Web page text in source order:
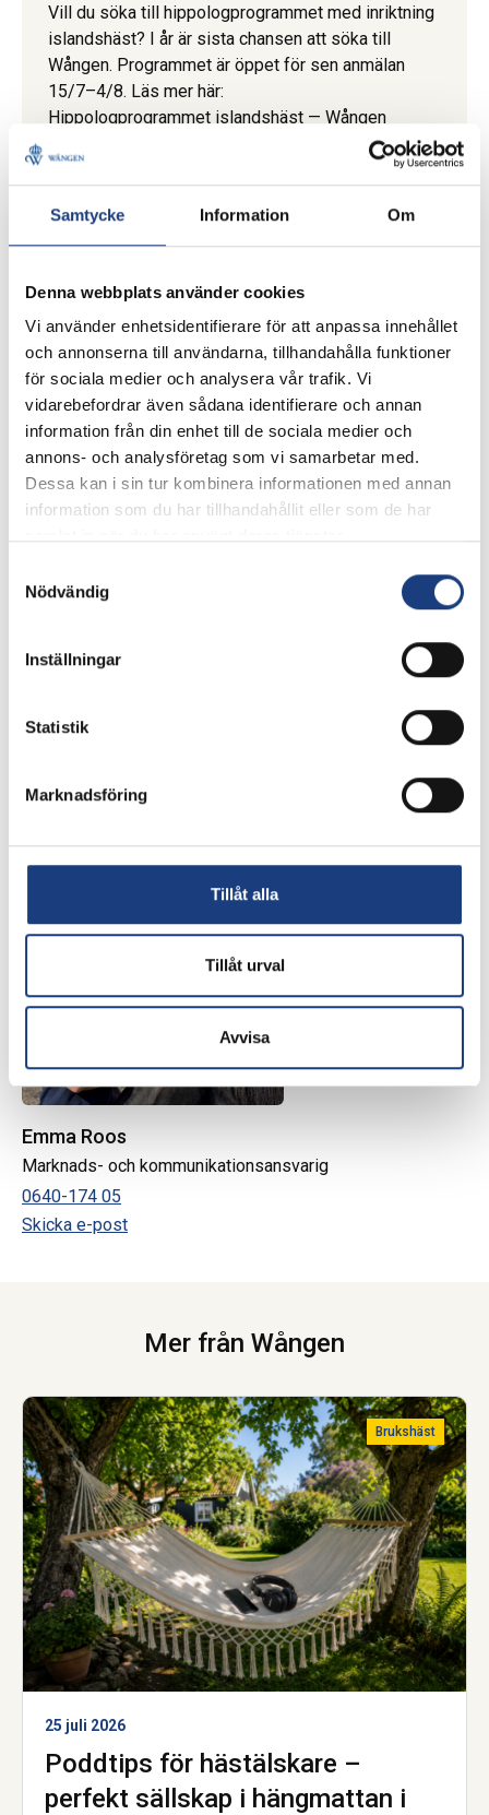
Samtycke Information Om
Denna webbplats använder cookies
Vi använder enhetsidentifierare för att anpassa innehållet
och annonserna till användarna, tillhandahålla funktioner
för sociala medier och analysera vår trafik. Vi
vidarebefordrar även sådana identifierare och annan
information från din enhet till de sociala medier och
annons- och analysföretag som vi samarbetar med.
Dessa kan i sin tur kombinera informationen med annan
information som du har tillhandahållit eller som de har
Nödvändig
Inställningar
Statistik
Marknadsföring
Tillåt alla
Tillåt urval
Avvisa
Vill du söka till hippologprogrammet med inriktning
islandshäst? I år är sista chansen att söka till
Wången. Programmet är öppet för sen anmälan
15/7–4/8. Läs mer här:
Hippologprogrammet islandshäst — Wången
Wången
islandshäst. Anläggningen är en av Hästsveriges
Jämtland.
På Wången finns gymnasieutbildning med
profilerna trav och islandshäst,
yrkeshögskoleutbildning, universitetsutbildning och
folkhögskoleutbildning inom hästnäringen. Här
bedrivs också forskning.
Joanna Sätter
0640-174 37 • 0705-71 21 89
Emma Roos
Marknads- och kommunikationsansvarig
0640-174 05
Skicka e-post
Mer från Wången
Brukshäst
25 juli 2026
Poddtips för hästälskare –
perfekt sällskap i hängmattan i